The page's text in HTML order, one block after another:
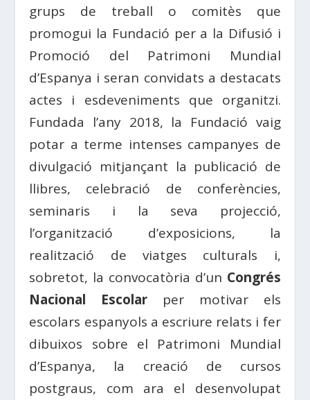
grups de treball o comitès que
promogui la Fundació per a la Difusió i
Promoció del Patrimoni Mundial
d’Espanya i seran convidats a destacats
actes i esdeveniments que organitzi.
Fundada l’any 2018, la Fundació vaig
potar a terme intenses campanyes de
divulgació mitjançant la publicació de
llibres, celebració de conferències,
seminaris i la seva projecció,
l’organització d’exposicions, la
realització de viatges culturals i,
sobretot, la convocatòria d’un Congrés
Nacional Escolar per motivar els
escolars espanyols a escriure relats i fer
dibuixos sobre el Patrimoni Mundial
d’Espanya, la creació de cursos
postgraus, com ara el desenvolupat